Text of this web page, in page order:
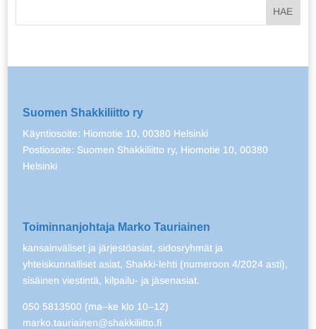
Suomen Shakkiliitto ry
Käyntiosoite: Hiomotie 10, 00380 Helsinki
Postiosoite: Suomen Shakkiliitto ry, Hiomotie 10, 00380
Helsinki
Toiminnanjohtaja Marko Tauriainen
kansainväliset ja järjestöasiat, sidosryhmät ja
yhteiskunnalliset asiat, Shakki-lehti (numeroon 4/2024 asti),
sisäinen viestintä, kilpailu- ja jäsenasiat.
050 5813500 (ma–ke klo 10–12)
marko.tauriainen@shakkiliitto.fi